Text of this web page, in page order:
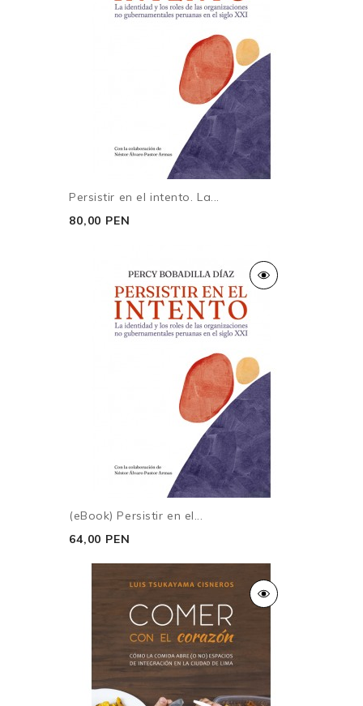
Persistir en el intento. La...
80,00 PEN
(eBook) Persistir en el...
64,00 PEN